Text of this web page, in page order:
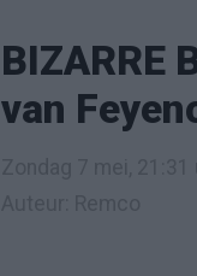
BIZARRE
van